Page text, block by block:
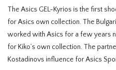
MARQUES
The Asics GEL-Kyrios is the first
for Asics own collection. The
worked with Asics for a few years
for Kiko’s own collection. The
Kostadinovs influence for Asics